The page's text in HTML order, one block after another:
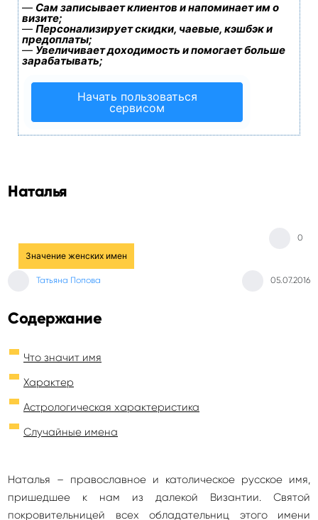
— Сам записывает клиентов и напоминает им о
визите;
— Персонализирует скидки, чаевые, кэшбэк и
предоплаты;
— Увеличивает доходимость и помогает больше
зарабатывать;
Начать пользоваться
сервисом
Наталья
Значение женских имен
Татьяна Попова 05.07.2016
0
Содержание
Что значит имя
Характер
Астрологическая характеристика
Случайные имена
Наталья – православное и католическое русское имя,
пришедшее к нам из далекой Византии. Святой
покровительницей всех обладательниц этого имени